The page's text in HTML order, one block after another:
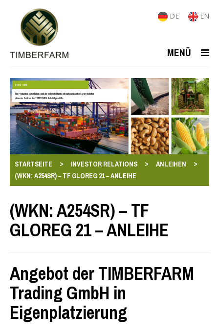
DE EN
MENÜ
ROHSTOFFE
Die Produktion, Verarbeitung und der weltweite Handel mit nachwachsenden Agrarrohstoffen
stehen im Zentrum des TIMBERFARM-Rohstoffgeschäfts.
STARTSEITE > INVESTOR RELATIONS > ANLEIHEN
>
(WKN: A254SR) – TF GLOREG 21 – ANLEIHE
(WKN: A254SR) – TF
GLOREG 21 – ANLEIHE
Angebot der TIMBERFARM
Trading GmbH in
Eigenplatzierung